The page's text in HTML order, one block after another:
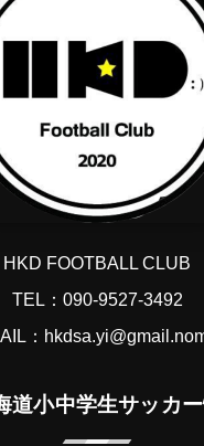
HKD FOOTBALL CLUB
TEL：090-9527-3492
：
道小中学生サッカ